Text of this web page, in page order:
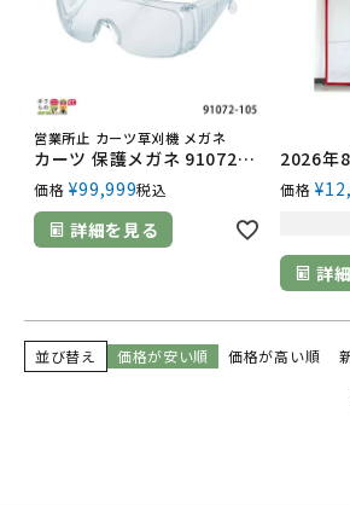
営業所止 カーツ草刈機 メガネ
カーツ 保護メガネ 91072-105 アクセサリー メガネ KAAZ ゴーグル 保護めがね 草刈り機 草刈
価格 ¥99,999税込
詳細を見る
価格 ¥
詳
並び替え 価格が安い順 価格が高い順